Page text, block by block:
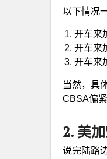
以下情况
开车来
开车来
开车来
当然，具
CBSA偏紧
2. 美
说完陆路